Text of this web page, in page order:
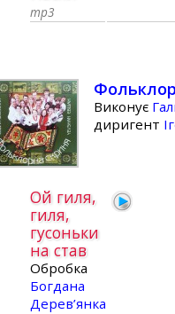
mp3
Виконує
диригент
Ой гиля,
гиля,
гусоньки
на став
Обробка
Богдана
Дерев’янка